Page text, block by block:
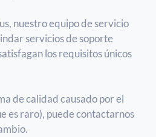
nuestro equipo de servicio
servicios de soporte
los requisitos únicos
de calidad causado por el
es raro), puede contactarnos